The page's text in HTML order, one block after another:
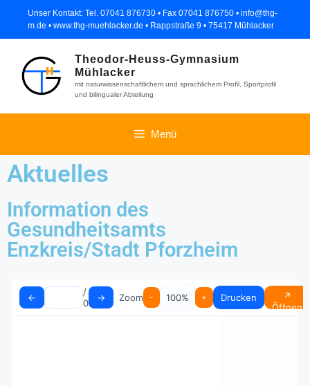
Unser Kontakt: Tel. 07041 876730 • Fax 07041 876750 • info@thg-
m.de • www.thg-muehlacker.de • Rappstraße 9 • 75417 Mühlacker
Theodor-Heuss-Gymnasium
Mühlacker
mit naturwissenschaftlichem und sprachlichem Profil, Sportprofil
und bilingualer Abteilung
Menü
Aktuelles
Information des
Gesundheitsamts
Enzkreis/Stadt Pforzheim